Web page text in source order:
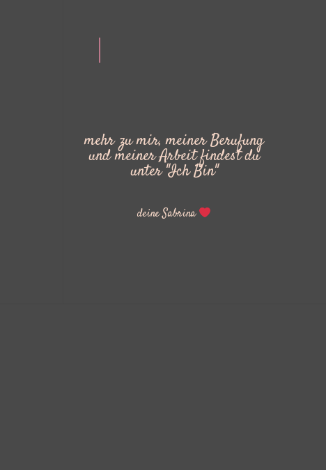
mehr zu mir, meiner Berufung
und meiner Arbeit findest du
unter "Ich Bin"
deine Sabrina